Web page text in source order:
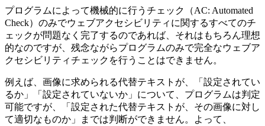
プログラムによって機械的に行うチェック（AC: Automated
Check）のみでウェブアクセシビリティに関するすべてのチ
ェックが問題なく完了するのであれば、それはもちろん理想
的なのですが、残念ながらプログラムのみで完全なウェブア
クセシビリティチェックを行うことはできません。
例えば、画像に求められる代替テキストが、「設定されてい
るか」「設定されていないか」について、プログラムは判定
可能ですが、「設定された代替テキストが、その画像に対し
て適切なものか」までは判断ができません。よって、